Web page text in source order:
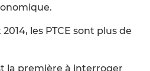
les PTCE sont plus de
la première à interroger